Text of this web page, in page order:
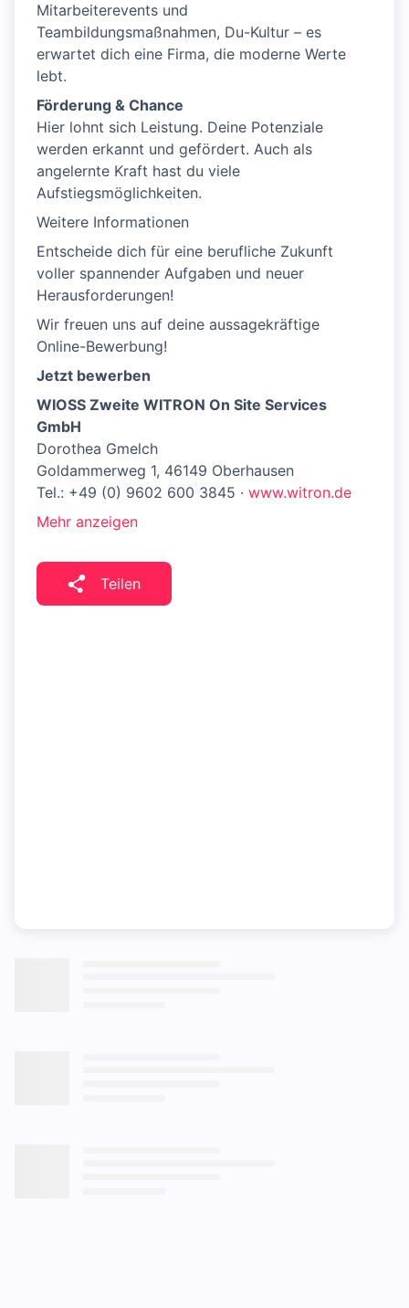
Mitarbeiterevents und
Teambildungsmaßnahmen, Du-Kultur – es
erwartet dich eine Firma, die moderne Werte
lebt.
Förderung & Chance
Hier lohnt sich Leistung. Deine Potenziale
werden erkannt und gefördert. Auch als
angelernte Kraft hast du viele
Aufstiegsmöglichkeiten.
Weitere Informationen
Entscheide dich für eine berufliche Zukunft
voller spannender Aufgaben und neuer
Herausforderungen!
Wir freuen uns auf deine aussagekräftige
Online-Bewerbung!
Jetzt bewerben
WIOSS Zweite WITRON On Site Services
GmbH
Dorothea Gmelch
Goldammerweg 1, 46149 Oberhausen
Tel.: +49 (0) 9602 600 3845 · www.witron.de
Mehr anzeigen
Teilen